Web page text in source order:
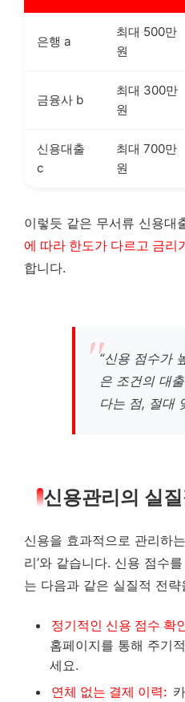
은행 a
최대 500만
원
금융사 b
최대 300만
원
신용대출
c
최대 700만
원
이렇듯 같은 무서류 신용대
에 따라 한도가 다르고 금리
합니다.
“신용 점수가
은 조건의 대
다는 점, 절대
신용관리의 실
신용을 효과적으로 관리하
리’와 같습니다. 신용 점수
는 다음과 같은 실질적 전
정기적인 신용 점수 확
홈페이지를 통해 주기
세요.
연체 없는 결제 이력: